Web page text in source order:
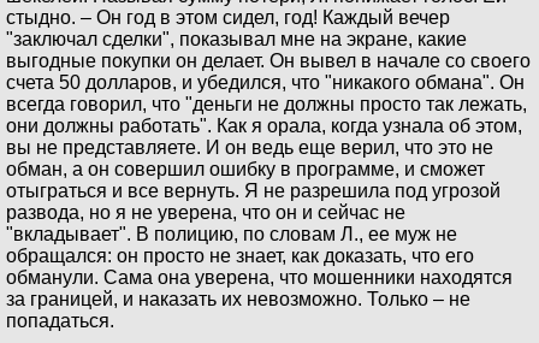
стыдно. – Он год в этом сидел, год! Каждый вечер
"заключал сделки", показывал мне на экране, какие
выгодные покупки он делает. Он вывел в начале со своего
счета 50 долларов, и убедился, что "никакого обмана". Он
всегда говорил, что "деньги не должны просто так лежать,
они должны работать". Как я орала, когда узнала об этом,
вы не представляете. И он ведь еще верил, что это не
обман, а он совершил ошибку в программе, и сможет
отыграться и все вернуть. Я не разрешила под угрозой
развода, но я не уверена, что он и сейчас не
"вкладывает". В полицию, по словам Л., ее муж не
обращался: он просто не знает, как доказать, что его
обманули. Сама она уверена, что мошенники находятся
за границей, и наказать их невозможно. Только – не
попадаться.